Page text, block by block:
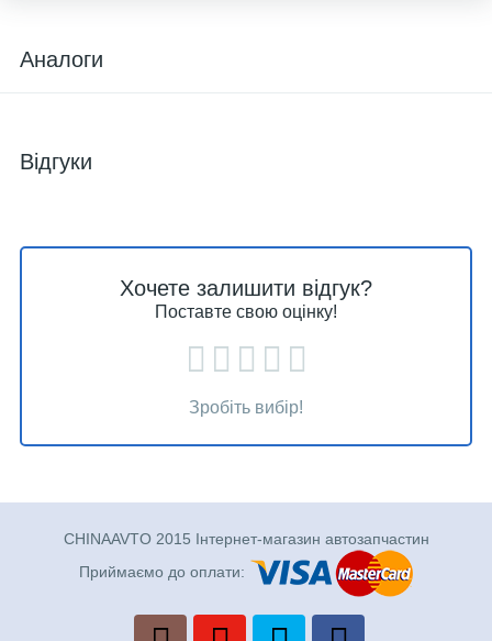
Аналоги
Відгуки
Хочете залишити відгук?
Поставте свою оцінку!
Зробіть вибір!
CHINAAVTO 2015 Інтернет-магазин автозапчастин
Приймаємо до оплати: